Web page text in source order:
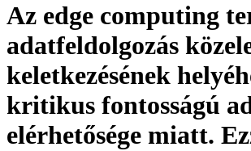
Az edge computing
adatfeldolgozás
keletkezésének
kritikus fontosságú
elérhetősége miatt.